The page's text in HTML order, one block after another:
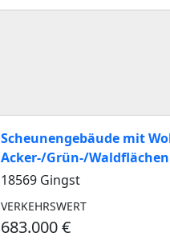
Scheunengebäude mit
Acker-/Grün-/Waldflächen
18569 Gingst
VERKEHRSWERT
683.000 €